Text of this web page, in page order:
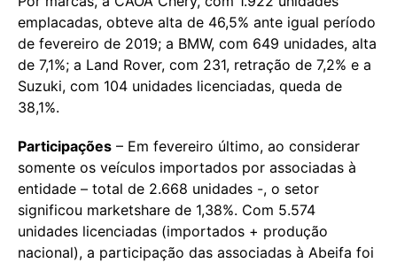
emplacadas, obteve alta de 46,5% ante igual período
de fevereiro de 2019; a BMW, com 649 unidades, alta
de 7,1%; a Land Rover, com 231, retração de 7,2% e a
Suzuki, com 104 unidades licenciadas, queda de
38,1%.
Participações – Em fevereiro último, ao considerar
somente os veículos importados por associadas à
entidade – total de 2.668 unidades -, o setor
significou marketshare de 1,38%. Com 5.574
unidades licenciadas (importados + produção
nacional), a participação das associadas à Abeifa foi